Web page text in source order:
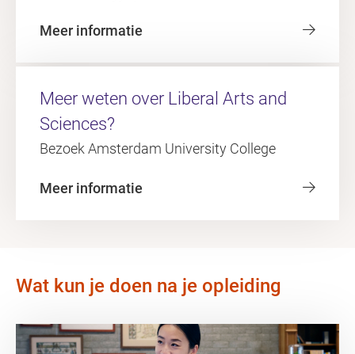
Meer informatie
Meer weten over Liberal Arts and
Sciences?
Bezoek Amsterdam University College
Meer informatie
Wat kun je doen na je opleiding